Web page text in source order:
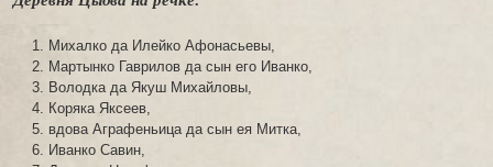
Михалко да Илейко Афонасьевы,
Мартынко Гаврилов да сын его Иванко,
Володка да Якуш Михайловы,
Коряка Яксеев,
вдова Аграфеньица да сын ея Митка,
Иванко Савин,